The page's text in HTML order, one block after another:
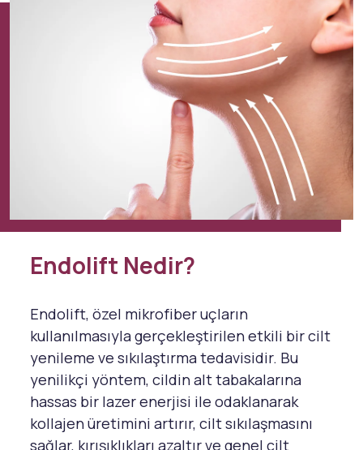
Endolift Nedir?
Endolift, özel mikrofiber uçların
kullanılmasıyla gerçekleştirilen etkili bir cilt
yenileme ve sıkılaştırma tedavisidir. Bu
yenilikçi yöntem, cildin alt tabakalarına
hassas bir lazer enerjisi ile odaklanarak
kollajen üretimini artırır, cilt sıkılaşmasını
sağlar, kırışıklıkları azaltır ve genel cilt